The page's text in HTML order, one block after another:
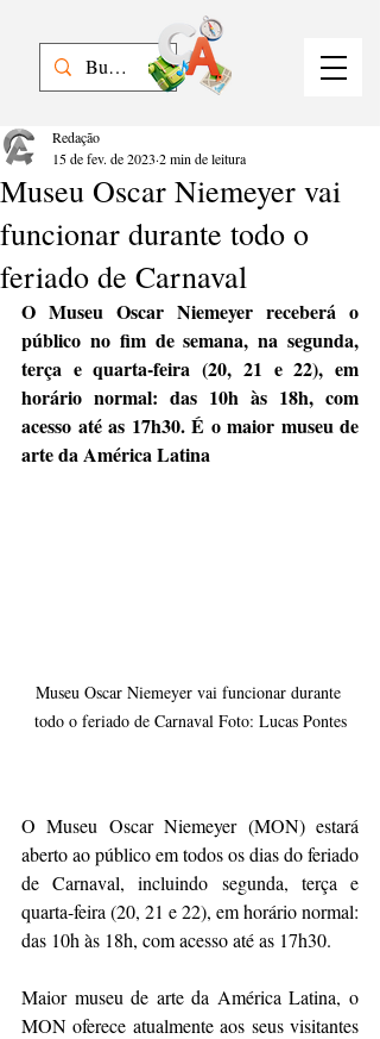
Museu Oscar Niemeyer vai
funcionar durante todo o
feriado de Carnaval
Redação
15 de fev. de 2023 2 min de leitura
O Museu Oscar Niemeyer receberá o
público no fim de semana, na segunda,
terça e quarta-feira (20, 21 e 22), em
horário normal: das 10h às 18h, com
acesso até as 17h30. É o maior museu de
arte da América Latina
Museu Oscar Niemeyer vai funcionar durante
todo o feriado de Carnaval Foto: Lucas Pontes
O Museu Oscar Niemeyer (MON) estará
aberto ao público em todos os dias do feriado
de Carnaval, incluindo segunda, terça e
quarta-feira (20, 21 e 22), em horário normal:
das 10h às 18h, com acesso até as 17h30.
Maior museu de arte da América Latina, o
MON oferece atualmente aos seus visitantes